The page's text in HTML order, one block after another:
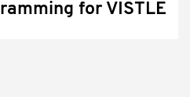
for VISTLE